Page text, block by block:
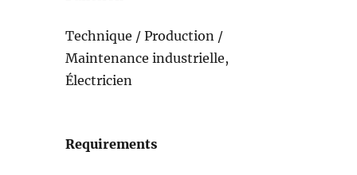
Technique / Production /
Maintenance industrielle,
Électricien
Requirements